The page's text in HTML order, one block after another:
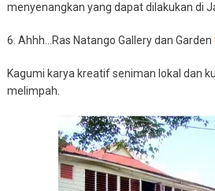
menyenangkan yang dapat dilakukan di
6. Ahhh…Ras Natango Gallery dan Garden
Kagumi karya kreatif seniman lokal dan
melimpah.